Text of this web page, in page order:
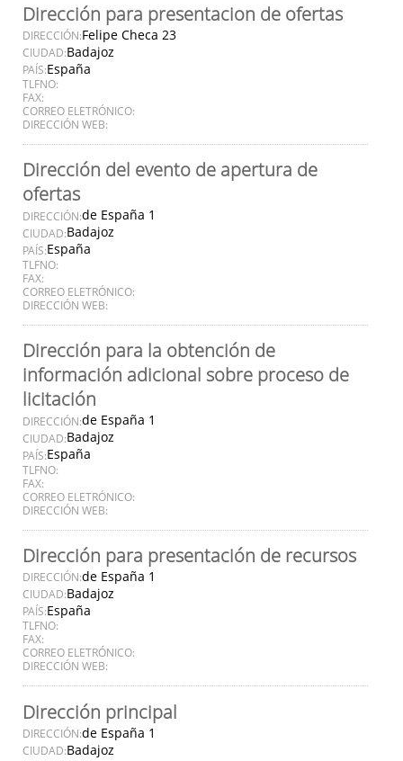
Dirección para presentacion de ofertas
DIRECCIÓN:Felipe Checa 23
CIUDAD:Badajoz
PAÍS:España
TLFNO:
FAX:
CORREO ELETRÓNICO:
DIRECCIÓN WEB:
Dirección del evento de apertura de
ofertas
DIRECCIÓN:de España 1
CIUDAD:Badajoz
PAÍS:España
TLFNO:
FAX:
CORREO ELETRÓNICO:
DIRECCIÓN WEB:
Dirección para la obtención de
información adicional sobre proceso de
licitación
DIRECCIÓN:de España 1
CIUDAD:Badajoz
PAÍS:España
TLFNO:
FAX:
CORREO ELETRÓNICO:
DIRECCIÓN WEB:
Dirección para presentación de recursos
DIRECCIÓN:de España 1
CIUDAD:Badajoz
PAÍS:España
TLFNO:
FAX:
CORREO ELETRÓNICO:
DIRECCIÓN WEB:
Dirección principal
DIRECCIÓN:de España 1
CIUDAD:Badajoz